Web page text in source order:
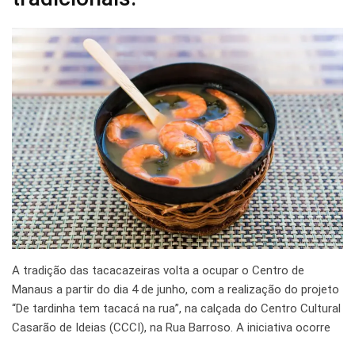
A tradição das tacacazeiras volta a ocupar o Centro de
Manaus a partir do dia 4 de junho, com a realização do projeto
“De tardinha tem tacacá na rua”, na calçada do Centro Cultural
Casarão de Ideias (CCCI), na Rua Barroso. A iniciativa ocorre